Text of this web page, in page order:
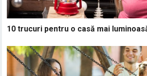
10 trucuri pentru o casă mai